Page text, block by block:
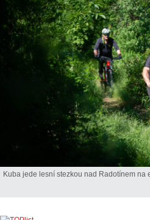
Kuba jede lesní stezkou nad Radotínem na